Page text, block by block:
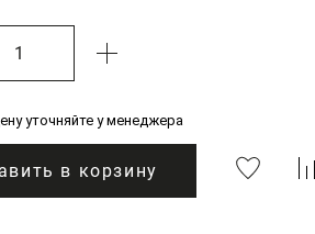
уточняйте у менеджера
в корзину